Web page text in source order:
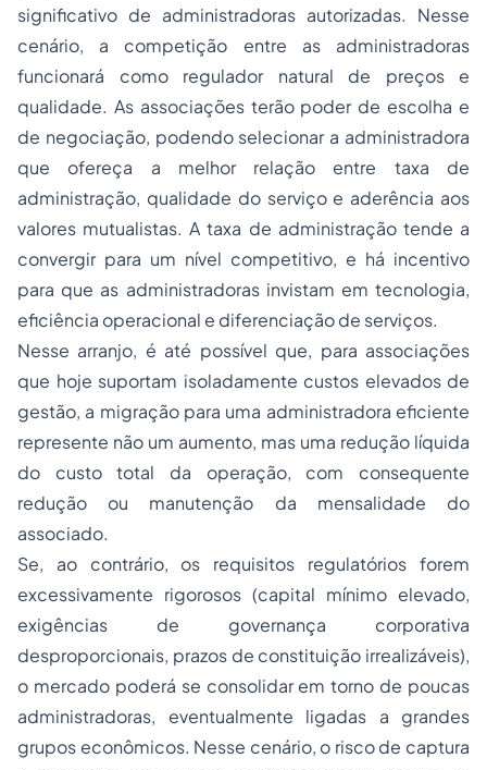
significativo de administradoras autorizadas. Nesse
cenário, a competição entre as administradoras
funcionará como regulador natural de preços e
qualidade. As associações terão poder de escolha e
de negociação, podendo selecionar a administradora
que ofereça a melhor relação entre taxa de
administração, qualidade do serviço e aderência aos
valores mutualistas. A taxa de administração tende a
convergir para um nível competitivo, e há incentivo
para que as administradoras invistam em tecnologia,
eficiência operacional e diferenciação de serviços.
Nesse arranjo, é até possível que, para associações
que hoje suportam isoladamente custos elevados de
gestão, a migração para uma administradora eficiente
represente não um aumento, mas uma redução líquida
do custo total da operação, com consequente
redução ou manutenção da mensalidade do
associado.
Se, ao contrário, os requisitos regulatórios forem
excessivamente rigorosos (capital mínimo elevado,
exigências de governança corporativa
desproporcionais, prazos de constituição irrealizáveis),
o mercado poderá se consolidar em torno de poucas
administradoras, eventualmente ligadas a grandes
grupos econômicos. Nesse cenário, o risco de captura